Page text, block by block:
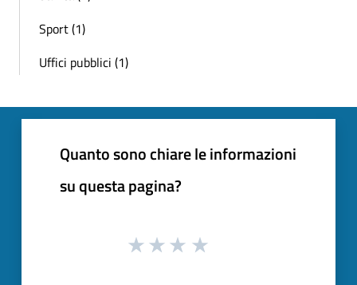
Sport (1)
Uffici pubblici (1)
Quanto sono chiare le informazioni
su questa pagina?